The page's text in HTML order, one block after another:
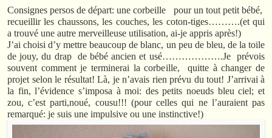
Consignes persos de départ: une corbeille pour un tout petit bébé,
recueillir les chaussons, les couches, les coton-tiges……….(et qui
a trouvé une autre merveilleuse utilisation, ai-je appris après!)
J’ai choisi d’y mettre beaucoup de blanc, un peu de bleu, de la toile
de jouy, du drap de bébé ancien et usé……………….Je prévois
souvent comment je terminerai la corbeille, quitte à changer de
projet selon le résultat! Là, je n’avais rien prévu du tout! J’arrivai à
la fin, l’évidence s’imposa à moi: des petits noeuds bleu ciel; et
zou, c’est parti,noué, cousu!!! (pour celles qui ne l’auraient pas
remarqué: je suis une impulsive ou une instinctive!)